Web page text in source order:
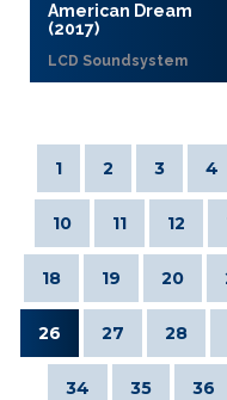
American Dream
(2017)
LCD Soundsystem
1 2 3 4
10 11 12
18 19 20
26 27 28
34 35 36